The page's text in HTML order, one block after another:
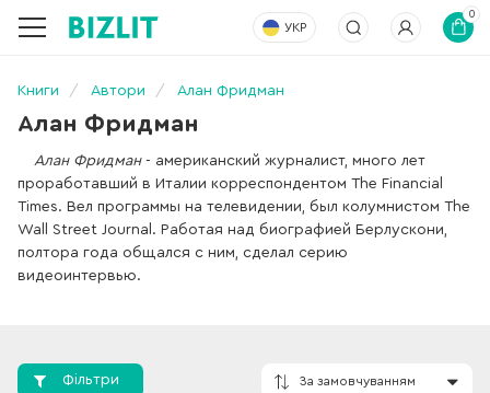
УКР
0
Книги Автори Алан Фридман
Алан Фридман
Алан Фридман- американский журналист, много лет
проработавший в Италии корреспондентом The Financial
Times. Вел программы на телевидении, был колумнистом The
Wall Street Journal. Работая над биографией Берлускони,
полтора года общался с ним, сделал серию
видеоинтервью.
Фільтри